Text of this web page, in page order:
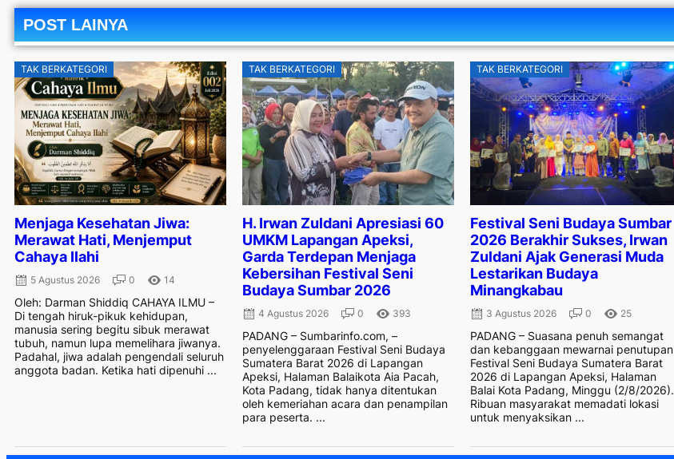
POST LAINYA
TAK BERKATEGORI
Menjaga Kesehatan Jiwa:
Merawat Hati, Menjemput
Cahaya Ilahi
5 Agustus 2026 0 14
Oleh: Darman Shiddiq CAHAYA ILMU –
Di tengah hiruk-pikuk kehidupan,
manusia sering begitu sibuk merawat
tubuh, namun lupa memelihara jiwanya.
Padahal, jiwa adalah pengendali seluruh
anggota badan. Ketika hati dipenuhi ...
TAK BERKATEGORI
H. Irwan Zuldani Apresiasi 60
UMKM Lapangan Apeksi,
Garda Terdepan Menjaga
Kebersihan Festival Seni
Budaya Sumbar 2026
4 Agustus 2026 0 393
PADANG – Sumbarinfo.com, –
penyelenggaraan Festival Seni Budaya
Sumatera Barat 2026 di Lapangan
Apeksi, Halaman Balaikota Aia Pacah,
Kota Padang, tidak hanya ditentukan
oleh kemeriahan acara dan penampilan
para peserta. ...
TAK BERKATEGORI
Festival Seni Budaya Sumbar
2026 Berakhir Sukses, Irwan
Zuldani Ajak Generasi Muda
Lestarikan Budaya
Minangkabau
3 Agustus 2026 0 25
PADANG – Suasana penuh semangat
dan kebanggaan mewarnai penutupan
Festival Seni Budaya Sumatera Barat
2026 di Lapangan Apeksi, Halaman
Balai Kota Padang, Minggu (2/8/2026).
Ribuan masyarakat memadati lokasi
untuk menyaksikan ...